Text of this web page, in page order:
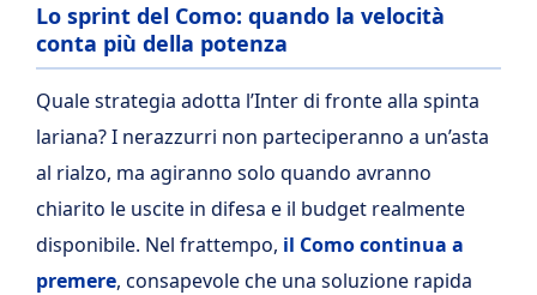
Lo sprint del Como: quando la velocità
conta più della potenza
Quale strategia adotta l’Inter di fronte alla spinta
lariana? I nerazzurri non parteciperanno a un’asta
al rialzo, ma agiranno solo quando avranno
chiarito le uscite in difesa e il budget realmente
disponibile. Nel frattempo, il Como continua a
premere, consapevole che una soluzione rapida